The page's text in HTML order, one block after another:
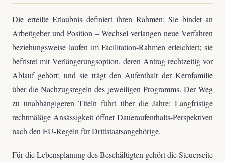
Die erteilte Erlaubnis definiert ihren Rahmen: Sie bindet an
Arbeitgeber und Position – Wechsel verlangen neue Verfahren
beziehungsweise laufen im Facilitation-Rahmen erleichtert; sie
befristet mit Verlängerungsoption, deren Antrag rechtzeitig vor
Ablauf gehört; und sie trägt den Aufenthalt der Kernfamilie
über die Nachzugsregeln des jeweiligen Programms. Der Weg
zu unabhängigeren Titeln führt über die Jahre: Langfristige
rechtmäßige Ansässigkeit öffnet Daueraufenthalts-Perspektiven
nach den EU-Regeln für Drittstaatsangehörige.
Für die Lebensplanung des Beschäftigten gehört die Steuerseite